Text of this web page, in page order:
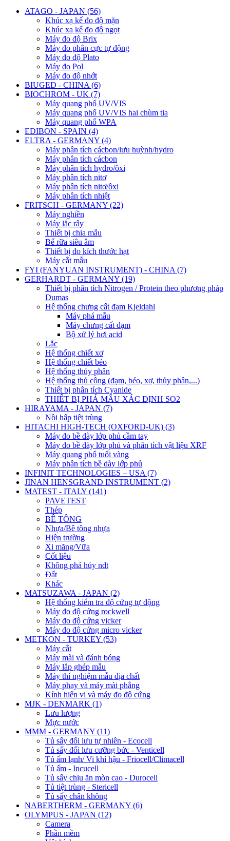
ATAGO - JAPAN (56)
Khúc xạ kế đo độ mặn
Khúc xạ kế đo độ ngọt
Máy đo độ Brix
Máy đo phân cực tự động
Máy đo độ Plato
Máy đo Pol
Máy đo độ nhớt
BIUGED - CHINA (6)
BIOCHROM - UK (7)
Máy quang phổ UV/VIS
Máy quang phổ UV/VIS hai chùm tia
Máy quang phổ WPA
EDIBON - SPAIN (4)
ELTRA - GERMANY (4)
Máy phân tích cácbon/lưu huỳnh/hydro
Máy phân tích cácbon
Máy phân tích hydro/ôxi
Máy phân tích nitơ
Máy phân tích nitơ/ôxi
Máy phân tích nhiệt
FRITSCH - GERMANY (22)
Máy nghiền
Máy lắc rây
Thiết bị chia mẫu
Bể rữa siêu âm
Thiết bị đo kích thước hạt
Máy cắt mẫu
FYI (FANYUAN INSTRUMENT) - CHINA (7)
GERHARDT - GERMANY (19)
Thiết bị phân tích Nitrogen / Protein theo phương pháp
Dumas
Hệ thống chưng cất đạm Kjeldahl
Máy phá mẫu
Máy chưng cất đạm
Bộ xử lý hơi acid
Lắc
Hệ thống chiết xơ
Hệ thống chiết béo
Hệ thống thủy phân
Hệ thống thủ công (đạm, béo, xơ, thủy phân,...)
Thiết bị phân tích Cyanide
THIẾT BỊ PHÁ MẪU XÁC ĐỊNH SO2
HIRAYAMA - JAPAN (7)
Nồi hấp tiệt trùng
HITACHI HIGH-TECH (OXFORD-UK) (3)
Máy đo bề dày lớp phủ cầm tay
Máy đo bề dày lớp phủ và phân tích vật liệu XRF
Máy quang phổ tuổi vàng
Máy phân tích bề dày lớp phủ
INFINIT TECHNOLOGIES – USA (7)
JINAN HENSGRAND INSTRUMENT (2)
MATEST - ITALY (141)
PAVETEST
Thép
BÊ TÔNG
Nhựa/Bê tông nhựa
Hiện trường
Xi măng/Vữa
Cốt liệu
Không phá hủy ndt
Đất
Khác
MATSUZAWA - JAPAN (2)
Hệ thống kiểm tra độ cứng tự động
Máy đo độ cứng rockwell
Máy đo độ cứng vicker
Máy đo độ cứng micro vicker
METKON - TURKEY (53)
Máy cắt
Máy mài và đánh bóng
Máy lắp ghép mẫu
Máy thí nghiệm mẫu địa chất
Máy phay và máy mài phẳng
Kính hiển vi và máy đo độ cứng
MJK - DENMARK (1)
Lưu lượng
Mực nước
MMM - GERMANY (11)
Tủ sấy đối lưu tự nhiên - Ecocell
Tủ sấy đối lưu cưỡng bức - Venticell
Tủ ấm lạnh/ Vi khí hậu - Friocell/Climacell
Tủ ấm - Incucell
Tủ sấy chịu ăn mòn cao - Durocell
Tủ tiệt trùng - Stericell
Tủ sấy chân không
NABERTHERM - GERMANY (6)
OLYMPUS - JAPAN (12)
Camera
Phần mềm